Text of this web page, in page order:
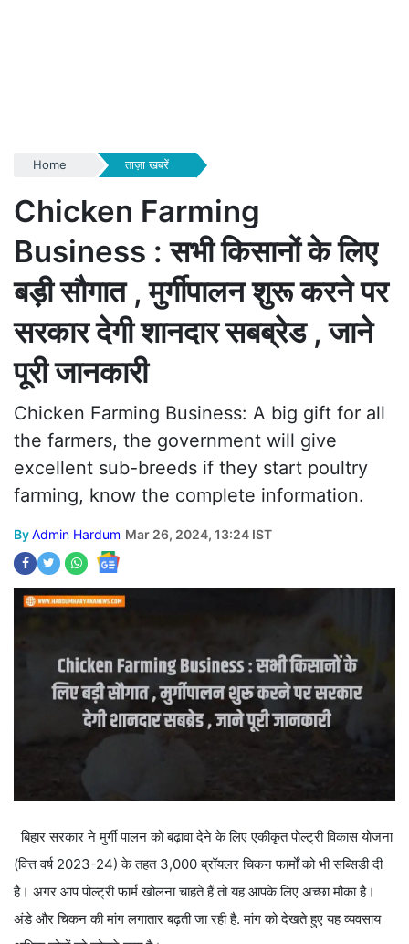
Home ताज़ा खबरें
Chicken Farming
Business : सभी किसानों के लिए
बड़ी सौगात , मुर्गीपालन शुरू करने पर
सरकार देगी शानदार सबब्रेड , जाने
पूरी जानकारी
Chicken Farming Business: A big gift for all
the farmers, the government will give
excellent sub-breeds if they start poultry
farming, know the complete information.
ByAdmin Hardum Mar 26, 2024, 13:24 IST
बिहार सरकार ने मुर्गी पालन को बढ़ावा देने के लिए एकीकृत पोल्ट्री विकास योजना
(वित्त वर्ष 2023-24) के तहत 3,000 ब्रॉयलर चिकन फार्मों को भी सब्सिडी दी
है। अगर आप पोल्ट्री फार्म खोलना चाहते हैं तो यह आपके लिए अच्छा मौका है।
अंडे और चिकन की मांग लगातार बढ़ती जा रही है. मांग को देखते हुए यह व्यवसाय